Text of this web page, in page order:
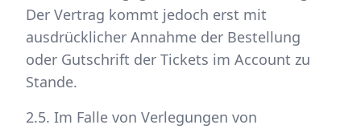
Der Vertrag kommt jedoch erst mit
ausdrücklicher Annahme der Bestellung
oder Gutschrift der Tickets im Account zu
Stande.
2.5. Im Falle von Verlegungen von